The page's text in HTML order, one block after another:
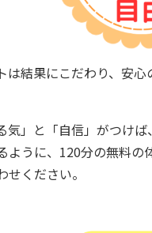
結果にこだわり、安心
気」と「自信」がつけば
うに、120分の無料の
ください。